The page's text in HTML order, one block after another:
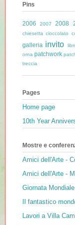
Pins
2006 2007 2008
chiesetta cioccolato
galleria invito
orna patchwork
treccia
Pages
Home page
10th Year
Mostre e
Amici dell'Arte -
Amici dell'Arte -
Giornata
Il fantastico
Lavori a Villa